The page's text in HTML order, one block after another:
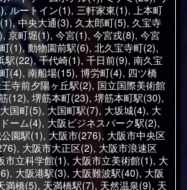
,ルートイン(1), 三軒家東(1), 上本町
,中央大通(3), 久太郎町(5), 久宝寺
,京町堀(1), 今宮(1), 今宮戎(8), 今宮
(1), 動物園前駅(6), 北久宝寺町(2),
駅(22),千代崎(1), 千日前(9), 南久宝
(4), 南船場(15), 博労町(4), 四ツ橋
寺前夕陽ヶ丘駅(2), 国立国際美術館
(12), 堺筋本町(23), 堺筋本町駅(30),
大国町(5), 大国町駅(7), 大坂城(4), 大
ーム(4), 大阪ビジネスパーク駅(2),
園駅(1), 大阪市(276), 大阪市中央区
, 大阪市大正区(2), 大阪市浪速区
市立科学館(1), 大阪市立美術館(1), 大
, 大阪港駅(3), 大阪難波駅(40), 大阪
満橋(5), 天満橋駅(7), 天然温泉(9), 天